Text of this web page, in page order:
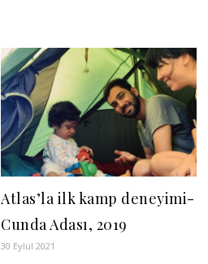
Atlas’la ilk kamp deneyimi-
Cunda Adası, 2019
30 Eylül 2021